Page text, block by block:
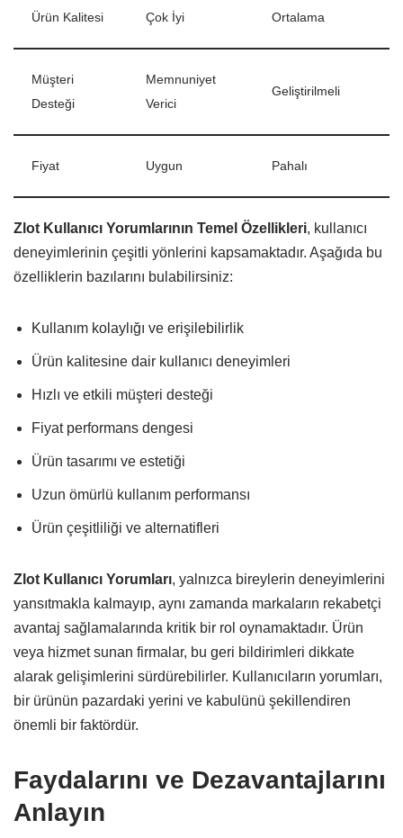
Ürün Kalitesi Çok İyi Ortalama
Müşteri
Desteği
Memnuniyet
Verici
Geliştirilmeli
Fiyat Uygun Pahalı
Zlot Kullanıcı Yorumlarının Temel Özellikleri, kullanıcı
deneyimlerinin çeşitli yönlerini kapsamaktadır. Aşağıda bu
özelliklerin bazılarını bulabilirsiniz:
Kullanım kolaylığı ve erişilebilirlik
Ürün kalitesine dair kullanıcı deneyimleri
Hızlı ve etkili müşteri desteği
Fiyat performans dengesi
Ürün tasarımı ve estetiği
Uzun ömürlü kullanım performansı
Ürün çeşitliliği ve alternatifleri
Zlot Kullanıcı Yorumları, yalnızca bireylerin deneyimlerini
yansıtmakla kalmayıp, aynı zamanda markaların rekabetçi
avantaj sağlamalarında kritik bir rol oynamaktadır. Ürün
veya hizmet sunan firmalar, bu geri bildirimleri dikkate
alarak gelişimlerini sürdürebilirler. Kullanıcıların yorumları,
bir ürünün pazardaki yerini ve kabulünü şekillendiren
önemli bir faktördür.
Faydalarını ve Dezavantajlarını
Anlayın